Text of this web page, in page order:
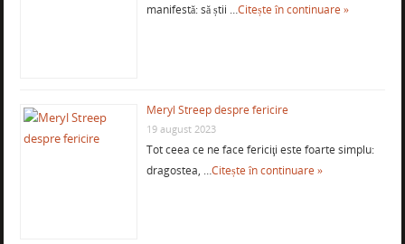
manifestă: să știi …Citește în continuare »
Meryl Streep despre fericire
19 august 2023
Tot ceea ce ne face fericiţi este foarte simplu:
dragostea, …Citește în continuare »